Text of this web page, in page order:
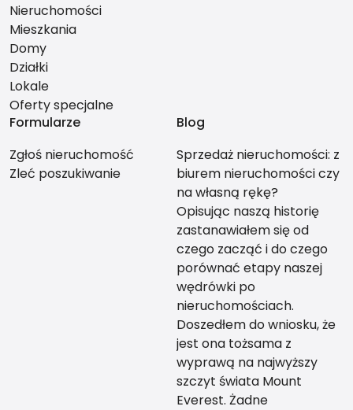
Nieruchomości
Mieszkania
Domy
Działki
Lokale
Oferty specjalne
Formularze
Zgłoś nieruchomość
Zleć poszukiwanie
Blog
Sprzedaż nieruchomości: z
biurem nieruchomości czy
na własną rękę?
Opisując naszą historię
zastanawiałem się od
czego zacząć i do czego
porównać etapy naszej
wędrówki po
nieruchomościach.
Doszedłem do wniosku, że
jest ona tożsama z
wyprawą na najwyższy
szczyt świata Mount
Everest. Żadne